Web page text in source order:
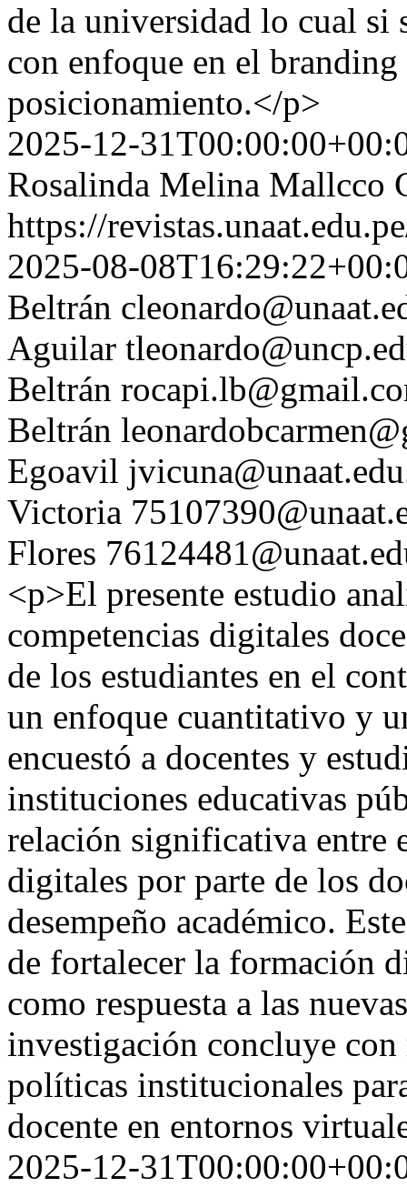
de la universidad lo cual si
con enfoque en el
posicionamiento.</p>
2025-12-
Rosalinda Melina Mallcco
https://
2025-08-
Beltrán
Aguilar
Beltrán
Beltrán
Egoavil
Victoria
Flores
<p>El presente estudio
competencias digitales
de los estudiantes en el
un enfoque cuantitativo y
encuestó a docentes y
instituciones educativas
relación significativa entre
digitales por parte de los
desempeño académico.
de fortalecer la formación
como respuesta a las
investigación concluye con
políticas institucionales
docente en entornos
2025-12-